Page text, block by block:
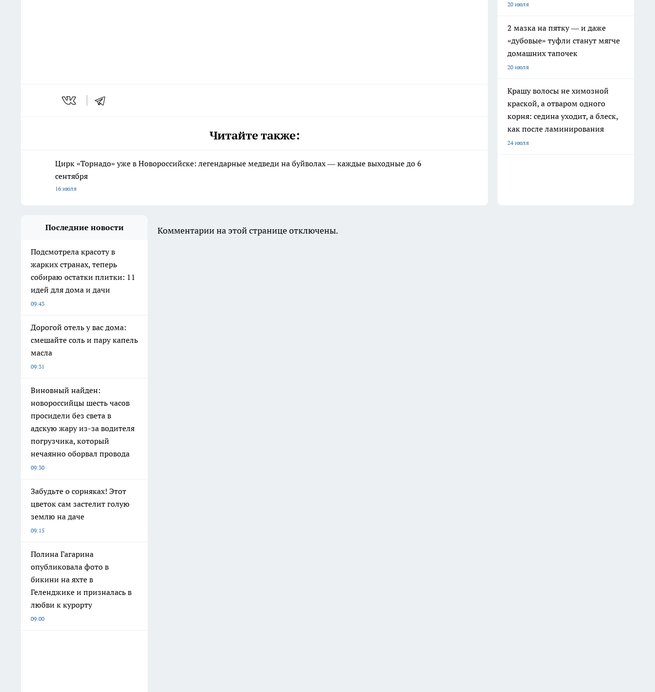
Читайте также:
Цирк «Торнадо» уже в Новороссийске: легендарные медведи на буйволах — каждые выходные до 6
сентября
16 июля
20 июля
2 мазка на пятку — и даже
«дубовые» туфли станут мягче
домашних тапочек
20 июля
Крашу волосы не химозной
краской, а отваром одного
корня: седина уходит, а блеск,
как после ламинирования
24 июля
Последние новости
Подсмотрела красоту в
жарких странах, теперь
собираю остатки плитки: 11
идей для дома и дачи
09:43
Дорогой отель у вас дома:
смешайте соль и пару капель
масла
09:31
Виновный найден:
новороссийцы шесть часов
просидели без света в
адскую жару из-за водителя
погрузчика, который
нечаянно оборвал провода
09:30
Забудьте о сорняках! Этот
цветок сам застелит голую
землю на даче
09:15
Полина Гагарина
опубликовала фото в
бикини на яхте в
Геленджике и призналась в
любви к курорту
09:00
Комментарии на этой странице отключены.